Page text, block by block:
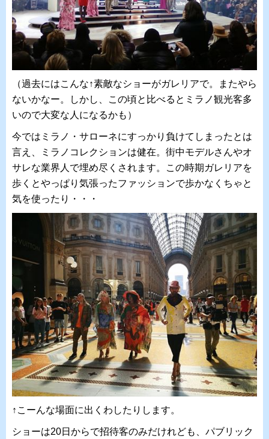
（過去にはこんな↑素敵なショーがガレリアで。またやら
ないかなー。しかし、この頃と比べるとミラノ観光客多
いので大変な人になるかも）
今ではミラノ・サローネにすっかり負けてしまったとは
言え、ミラノコレクションは健在。街中モデルさんやオ
サレな業界人で埋め尽くされます。この時期ガレリアを
歩くとやっぱり気張ったファッションで歩かなくちゃと
気を使ったり・・・
↑こーんな場面に出くわしたりします。
ショーは20日からで招待客のみだけれども、パブリック